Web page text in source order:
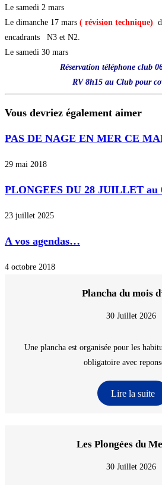
Le samedi 2 mars
Le dimanche 17 mars ( révision technique)
encadrants N3 et N2.
Le samedi 30 mars
Réservation téléphone club
RV 8h15 au Club pour
Vous devriez également aimer
PAS DE NAGE EN MER CE
29 mai 2018
PLONGEES DU 28 JUILLET au
23 juillet 2025
A vos agendas…
4 octobre 2018
Plancha du mois
30 Juillet 2026
Une plancha est organisée pour les
obligatoire avec
Lire la suite
Les Plongées du
30 Juillet 2026